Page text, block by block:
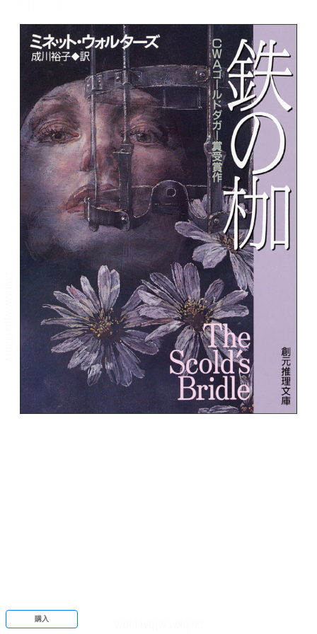
書誌情報
この作品の書誌情報を表示します。
目次・しおり・メモ
目次・しおり・メモを一覧で表示します。
本文検索
本文内から文字を検索します。
自動ページ送り
一定時間経つ毎に自動でページを送ります。
リーダー設定
文字サイズ、エフェクトの変更などを行います。